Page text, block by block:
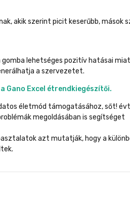
akik szerint picit keserűbb, mások
gomba lehetséges pozitív hatásai
a szervezetet.
Gano Excel étrendkiegészítői.
életmód támogatásához, sőt!
megoldásában is segítséget
azt mutatják, hogy a